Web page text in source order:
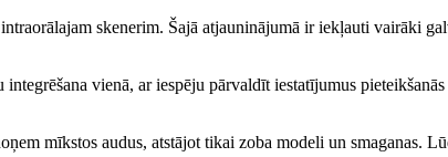
skenerim. Šajā atjauninājumā ir iekļauti vairāki
vienā, ar iespēju pārvaldīt iestatījumus
mīkstos audus, atstājot tikai zoba modeli un smaganas.